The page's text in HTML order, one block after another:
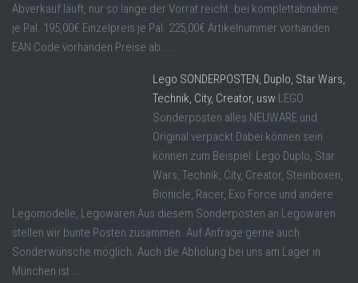
Abverkauf läuft, nur so lange der Vorrat reicht. bei komplettabnahme
je Pal. 195,00€ Einzelpreis je Pal. 225,00€ Artikelnummer vorhanden
EAN Code vorhanden Preise ab: ...
Lego SONDERPOSTEN, Duplo, Star Wars,
Technik, City, Creator, usw LEGO
Sonderposten alles NEUWARE und
Original verpackt Dabei können sein
können zum Beispiel: Lego Duplo, Star
Wars, Technik, City, Creator, Steinboxen,
Bionicle, Racer, Exo Force und andere
Legomodelle, Legowaren Aus diesem Sonderposten an Legowaren
stellen wir bunte Posten zusammen. Auf Anfrage gerne auch
Sonderwünsche möglich. Auch die Abholung bei uns am Lager in
München ist ...